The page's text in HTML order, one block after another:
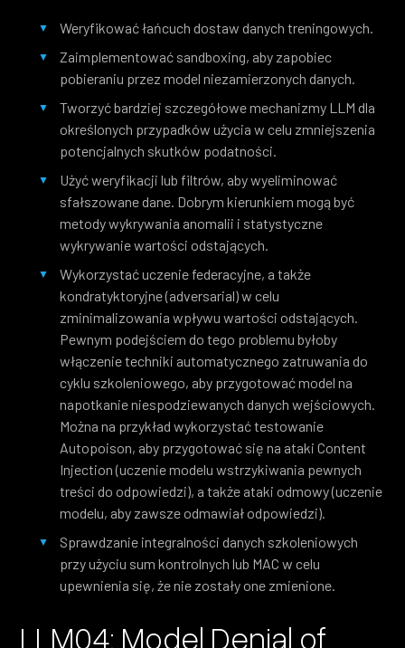
Weryfikować łańcuch dostaw danych treningowych.
Zaimplementować sandboxing, aby zapobiec
pobieraniu przez model niezamierzonych danych.
Tworzyć bardziej szczegółowe mechanizmy LLM dla
określonych przypadków użycia w celu zmniejszenia
potencjalnych skutków podatności.
Użyć weryfikacji lub filtrów, aby wyeliminować
sfałszowane dane. Dobrym kierunkiem mogą być
metody wykrywania anomalii i statystyczne
wykrywanie wartości odstających.
Wykorzystać uczenie federacyjne, a także
kondratyktoryjne (adversarial) w celu
zminimalizowania wpływu wartości odstających.
Pewnym podejściem do tego problemu byłoby
włączenie techniki automatycznego zatruwania do
cyklu szkoleniowego, aby przygotować model na
napotkanie niespodziewanych danych wejściowych.
Można na przykład wykorzystać testowanie
Autopoison, aby przygotować się na ataki Content
Injection (uczenie modelu wstrzykiwania pewnych
treści do odpowiedzi), a także ataki odmowy (uczenie
modelu, aby zawsze odmawiał odpowiedzi).
Sprawdzanie integralności danych szkoleniowych
przy użyciu sum kontrolnych lub MAC w celu
upewnienia się, że nie zostały one zmienione.
LLM04: Model Denial of